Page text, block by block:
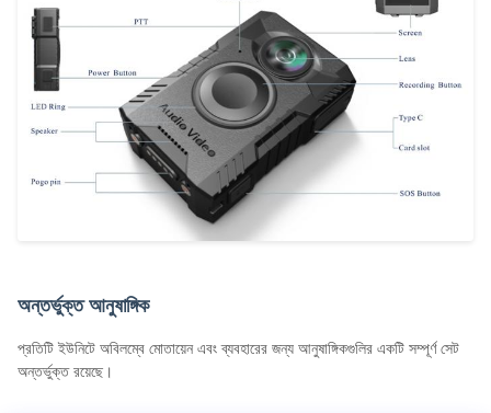
অন্তর্ভুক্ত আনুষাঙ্গিক
প্রতিটি ইউনিটে অবিলম্বে মোতায়েন এবং ব্যবহারের জন্য আনুষাঙ্গিকগুলির একটি সম্পূর্ণ সেট
অন্তর্ভুক্ত রয়েছে।